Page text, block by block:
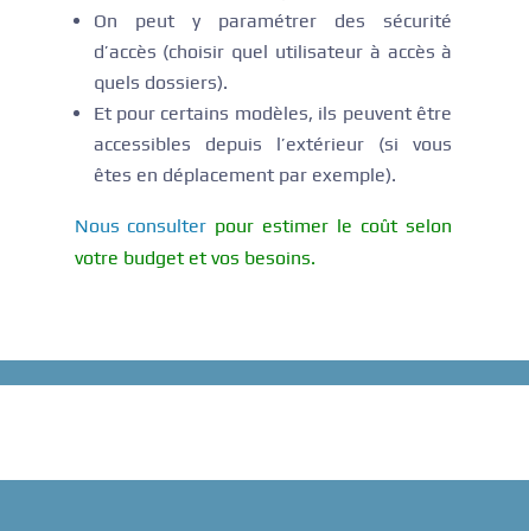
On peut y paramétrer des sécurité
d’accès (choisir quel utilisateur à accès à
quels dossiers).
Et pour certains modèles, ils peuvent être
accessibles depuis l’extérieur (si vous
êtes en déplacement par exemple).
Nous consulter pour estimer le coût selon
votre budget et vos besoins.